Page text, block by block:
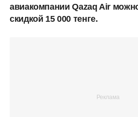
авиакомпании Qazaq Air
скидкой 15 000 тенге.